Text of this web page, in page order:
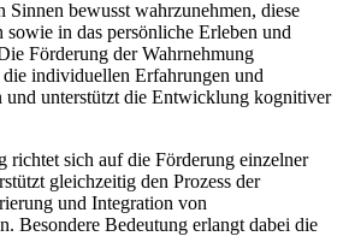
bewusst wahrzunehmen, diese
in das persönliche Erleben und
Förderung der Wahrnehmung
individuellen Erfahrungen und
und unterstützt die Entwicklung kognitiver
richtet sich auf die Förderung einzelner
gleichzeitig den Prozess der
und Integration von
Besondere Bedeutung erlangt dabei die